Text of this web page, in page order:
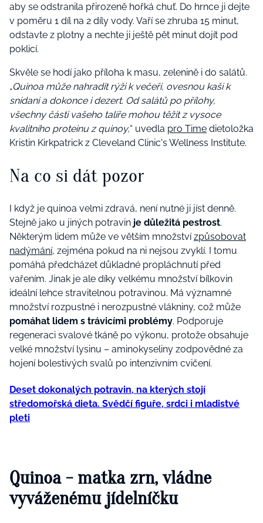
aby se odstranila přirozeně hořká chuť. Do hrnce ji dejte
v poměru 1 díl na 2 díly vody. Vaří se zhruba 15 minut,
odstavte z plotny a nechte ji ještě pět minut dojít pod
poklicí.
Skvěle se hodí jako příloha k masu, zelenině i do salátů.
„Quinoa může nahradit rýži k večeři, ovesnou kaši k
snídani a dokonce i dezert. Od salátů po přílohy,
všechny části vašeho talíře mohou těžit z vysoce
kvalitního proteinu z quinoy,“ uvedla pro Time dietoložka
Kristin Kirkpatrick z Cleveland Clinic's Wellness Institute.
Na co si dát pozor
I když je quinoa velmi zdravá, není nutné ji jíst denně.
Stejně jako u jiných potravin je důležitá pestrost.
Některým lidem může ve větším množstvízpůsobovat
nadýmání, zejména pokud na ni nejsou zvyklí. I tomu
pomáhá předcházet důkladné propláchnutí před
vařením. Jinak je ale díky velkému množství bílkovin
ideální lehce stravitelnou potravinou. Má významné
množství rozpustné i nerozpustné vlákniny, což může
pomáhat lidem s trávicími problémy. Podporuje
regeneraci svalové tkáně po výkonu, protože obsahuje
velké množství lysinu – aminokyseliny zodpovědné za
hojení bolestivých svalů po intenzivním cvičení.
Deset dokonalých potravin, na kterých stojí
středomořská dieta. Svědčí figuře, srdci i mladistvé
pleti
Quinoa - matka zrn, vládne
vyváženému jídelníčku